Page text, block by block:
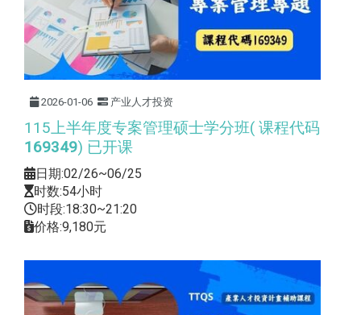
2026-01-06 产业人才投资
115上半年度专案管理硕士学分班( 课程代码
169349) 已开课
日期:02/26~06/25
时数:54小时
时段:18:30~21:20
价格:9,180元